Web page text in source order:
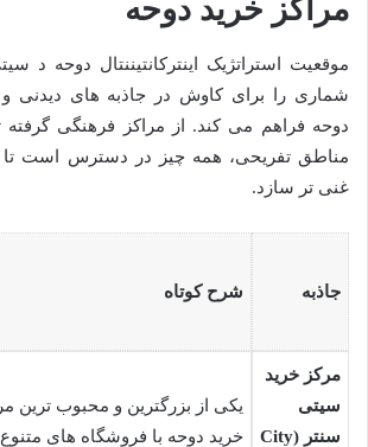
مراکز خرید دوحه
موقعیت استراتژیک اینترکانتیننتال دوحه
شماری را برای کاوش در جاذبه های دیدنی
دوحه فراهم می کند. از مراکز فرهنگی گرفته
مناطق تفریحی، همه چیز در دسترس است تا
غنی تر سازد.
جاذبه شرح کوتاه
مرکز خرید
سیتی
سنتر (City
یکی از بزرگترین و محبوب ترین
خرید دوحه با فروشگاه های